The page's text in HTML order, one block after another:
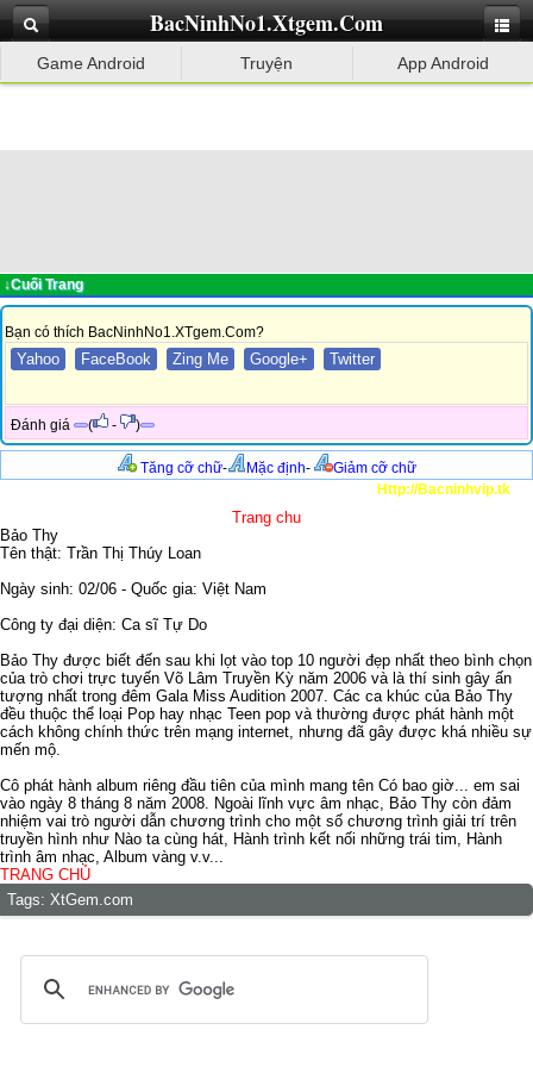
BacNinhNo1.Xtgem.Com
Game Android Truyện App Android
↓Cuối Trang
Bạn có thích BacNinhNo1.XTgem.Com?
Yahoo FaceBook Zing Me Google+ Twitter
Đánh giá ( - )
Tăng cỡ chữ- Mặc định-
Giảm cỡ chữ
Http://Bacninhvip.tk
Trang chu
Bảo Thy
Tên thật: Trần Thị Thúy Loan
Ngày sinh: 02/06 - Quốc gia: Việt Nam
Công ty đại diện: Ca sĩ Tự Do
Bảo Thy được biết đến sau khi lọt vào top 10 người đẹp nhất theo bình chọn
của trò chơi trực tuyến Võ Lâm Truyền Kỳ năm 2006 và là thí sinh gây ấn
tượng nhất trong đêm Gala Miss Audition 2007. Các ca khúc của Bảo Thy
đều thuộc thể loại Pop hay nhạc Teen pop và thường được phát hành một
cách không chính thức trên mạng internet, nhưng đã gây được khá nhiều sự
mến mộ.
Cô phát hành album riêng đầu tiên của mình mang tên Có bao giờ... em sai
vào ngày 8 tháng 8 năm 2008. Ngoài lĩnh vực âm nhạc, Bảo Thy còn đảm
nhiệm vai trò người dẫn chương trình cho một số chương trình giải trí trên
truyền hình như Nào ta cùng hát, Hành trình kết nối những trái tim, Hành
trình âm nhạc, Album vàng v.v...
TRANG CHỦ
Tags: XtGem.com